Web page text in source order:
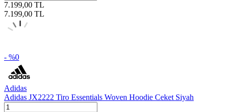
7.199,00 TL
7.199,00 TL
- %0
Adidas
Adidas JX2222 Tiro Essentials Woven Hoodie Ceket Siyah